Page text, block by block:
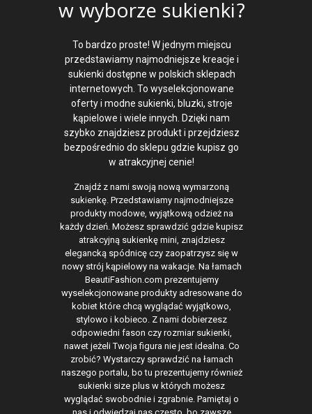
w wyborze sukienki?
To bardzo proste! W jednym miejscu
przedstawiamy najmodniejsze kreacje i
sukienki dostępne w polskich sklepach
internetowych. To wyselekcjonowane
oferty i modne sukienki, bluzki, stroje
kąpielowe i wiele innych. Dzięki nam
szybko znajdziesz produkt i przejdziesz
bezpośrednio do sklepu gdzie kupisz go
w atrakcyjnej cenie!
Znajdź z nami swoją nową wymarzoną
sukienkę. Przedstawiamy najmodniejsze
produkty modowe, wyjątkową odzież na
każdy dzień. Możesz sprawdzić gdzie kupisz
atrakcyjną sukienkę mini, znajdziesz
elegancką spódnicę czy zaopatrzysz się w
nowy strój kąpielowy na wakacje. Na łamach
BeautiFashion.com prezentujemy
wyselekcjonowane produkty adresowane do
kobiet które chcą wyglądać wyjątkowo,
stylowo i kobieco. Z nami dobierzesz
odpowiedni fason czy rozmiar sukienki,
nawet jeżeli Twoja figura nie jest idealna. Co
zrobić? Wystarczy sprawdzić na łamach
naszego portalu, bo tu prezentujemy również
sukienki size plus w których możesz
wyglądać swobodnie i zgrabnie. Pamiętaj o